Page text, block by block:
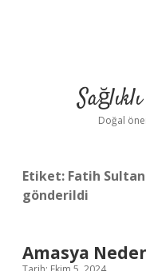
Doğal
Etiket: Fatih
gönderildi
Amasya